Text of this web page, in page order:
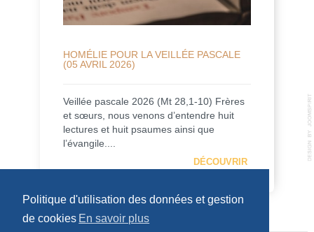
Politique d'utilisation des données et gestion
de cookies En savoir plus
HOMÉLIE POUR LA VEILLÉE PASCALE
(05 AVRIL 2026)
Veillée pascale 2026 (Mt 28,1-10) Frères
et sœurs, nous venons d’entendre huit
lectures et huit psaumes ainsi que
l’évangile....
DÉCOUVRIR